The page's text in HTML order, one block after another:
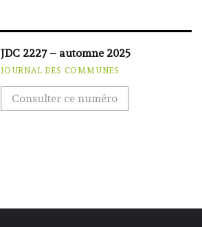
JDC 2227 – automne 2025
JOURNAL DES COMMUNES
Consulter ce numéro